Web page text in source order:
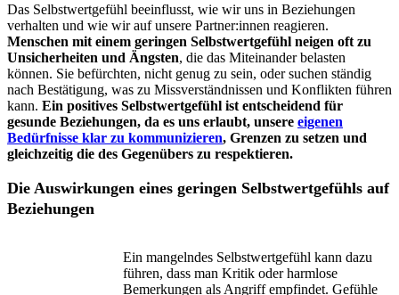
Das Selbstwertgefühl beeinflusst, wie wir uns in Beziehungen
verhalten und wie wir auf unsere Partner:innen reagieren.
Menschen mit einem geringen Selbstwertgefühl neigen oft zu
Unsicherheiten und Ängsten, die das Miteinander belasten
können. Sie befürchten, nicht genug zu sein, oder suchen ständig
nach Bestätigung, was zu Missverständnissen und Konflikten führen
kann. Ein positives Selbstwertgefühl ist entscheidend für
gesunde Beziehungen, da es uns erlaubt, unsere eigenen
Bedürfnisse klar zu kommunizieren, Grenzen zu setzen und
gleichzeitig die des Gegenübers zu respektieren.
Die Auswirkungen eines geringen Selbstwertgefühls auf
Beziehungen
Ein mangelndes Selbstwertgefühl kann dazu
führen, dass man Kritik oder harmlose
Bemerkungen als Angriff empfindet. Gefühle